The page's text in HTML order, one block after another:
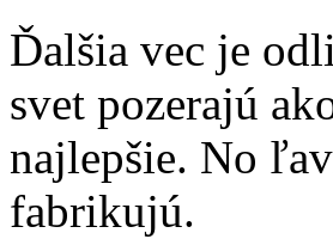
Ďalšia vec je
svet pozerajú
najlepšie. No
fabrikujú.